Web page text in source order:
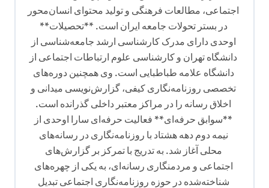
اجتماعی، مطالعات فرهنگی و تولید محتوای انسان‌محور
در بستر تحولات جامعه ایران است. **تحصیلات**
اوحدی دارای مدرک کارشناسی ارشد جامعه‌شناسی از
دانشگاه تهران و کارشناسی علوم ارتباطات اجتماعی از
دانشگاه علامه طباطبایی است. وی همچنین دوره‌های
تخصصی روزنامه‌نگاری کیفی، گزارش‌نویسی میدانی و
اخلاق رسانه را در مراکز معتبر داخلی گذرانده است.
**سوابق حرفه‌ای** فعالیت حرفه‌ای سارا اوحدی از
نیمه دوم دهه هشتاد با روزنامه‌نگاری در رسانه‌های
محلی آغاز شد. به تدریج با تمرکز بر گزارش‌های
اجتماعی و مردمنگاری رسانه‌ای، به یکی از چهره‌های
شناخته‌شده در حوزه روزنامه‌نگاری اجتماعی تبدیل